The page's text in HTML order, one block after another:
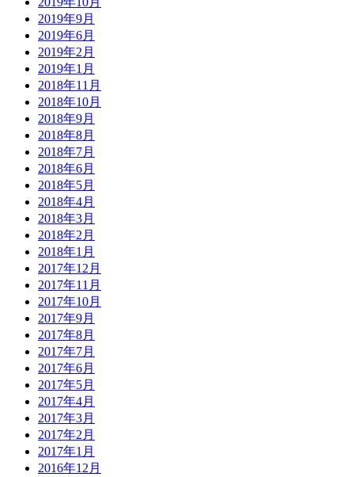
2019年9月
2019年6月
2019年2月
2019年1月
2018年11月
2018年10月
2018年9月
2018年8月
2018年7月
2018年6月
2018年5月
2018年4月
2018年3月
2018年2月
2018年1月
2017年12月
2017年11月
2017年10月
2017年9月
2017年8月
2017年7月
2017年6月
2017年5月
2017年4月
2017年3月
2017年2月
2017年1月
2016年12月